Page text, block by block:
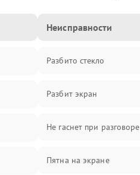
Неисправности
Разбито стекло
Разбит экран
Не гаснет при разговоре
Пятна на экране